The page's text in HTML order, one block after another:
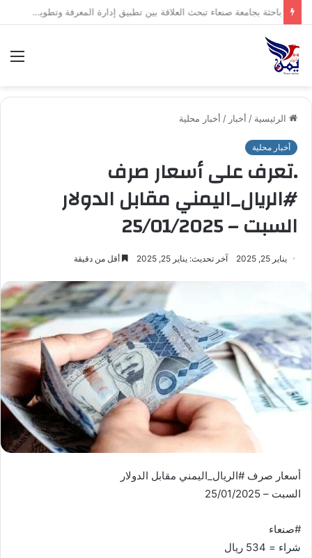
باحثة بجامعة صنعاء تبحث العلاقة بين تطبيق إدارة المعرفة وتطوير الأداء المؤسسي
الرئيسية / أخبار / أخبار محلية
أخبار محلية
.تعرف على أسعار صرف
#الريال_اليمني مقابل الدولار
السبت – 25/01/2025
يناير 25, 2025 آخر تحديث: يناير 25, 2025 أقل من دقيقة
أسعار صرف #الريال_اليمني مقابل الدولار
السبت – 25/01/2025
#صنعاء
شراء = 534 ريال